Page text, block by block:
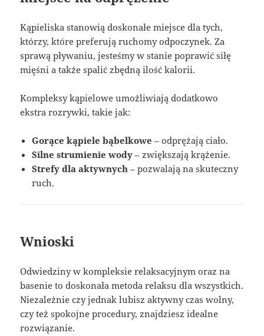
Kąpieliska stanowią doskonałe miejsce dla tych,
którzy, które preferują ruchomy odpoczynek. Za
sprawą pływaniu, jesteśmy w stanie poprawić siłę
mięśni a także spalić zbędną ilość kalorii.
Kompleksy kąpielowe umożliwiają dodatkowo
ekstra rozrywki, takie jak:
Gorące kąpiele bąbelkowe – odprężają ciało.
Silne strumienie wody – zwiększają krążenie.
Strefy dla aktywnych – pozwalają na skuteczny
ruch.
Wnioski
Odwiedziny w kompleksie relaksacyjnym oraz na
basenie to doskonała metoda relaksu dla wszystkich.
Niezależnie czy jednak lubisz aktywny czas wolny,
czy też spokojne procedury, znajdziesz idealne
rozwiązanie.